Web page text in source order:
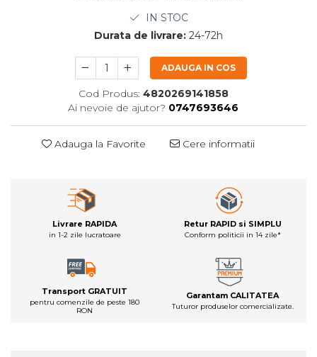
IN STOC
Durata de livrare: 24-72h
ADAUGA IN COS
Cod Produs: 4820269141858
Ai nevoie de ajutor? 0747693646
Adauga la Favorite Cere informatii
Livrare RAPIDA
in 1-2 zile lucratoare
Retur RAPID si SIMPLU
Conform politicii in 14 zile*
Transport GRATUIT
pentru comenzile de peste 180
RON
Garantam CALITATEA
Tuturor produselor comercializate.